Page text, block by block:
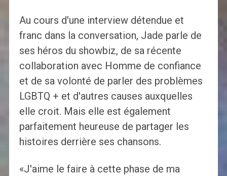
Au cours d'une interview détendue et
franc dans la conversation, Jade parle de
ses héros du showbiz, de sa récente
collaboration avec Homme de confiance
et de sa volonté de parler des problèmes
LGBTQ + et d'autres causes auxquelles
elle croit. Mais elle est également
parfaitement heureuse de partager les
histoires derrière ses chansons.
«J'aime le faire à cette phase de ma